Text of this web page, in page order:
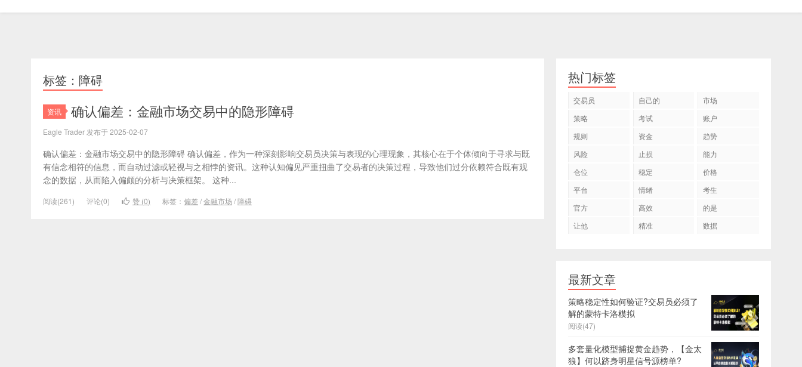
标签：障碍
资讯 确认偏差：金融市场交易中的隐形障碍
Eagle Trader 发布于 2025-02-07
确认偏差：金融市场交易中的隐形障碍 确认偏差，作为一种深刻影响交易员决策与表现的心理现象，其核心在于个体倾向于寻求与既
有信念相符的信息，而自动过滤或轻视与之相悖的资讯。这种认知偏见严重扭曲了交易者的决策过程，导致他们过分依赖符合既有观
念的数据，从而陷入偏颇的分析与决策框架。 这种...
阅读(261) 评论(0) 赞 (0) 标签： 偏差 /金融市场 /障碍
热门标签
交易员 自己的
市场
策略
考试
账户
规则
资金
趋势
风险
止损
能力
仓位
稳定
价格
平台
情绪
考生
官方
高效
的是
让他
精准 数据
最新文章
策略稳定性如何验证?交易员必须了
解的蒙特卡洛模拟
阅读(47)
多套量化模型捕捉黄金趋势，【金太
狼】何以跻身明星信号源榜单?